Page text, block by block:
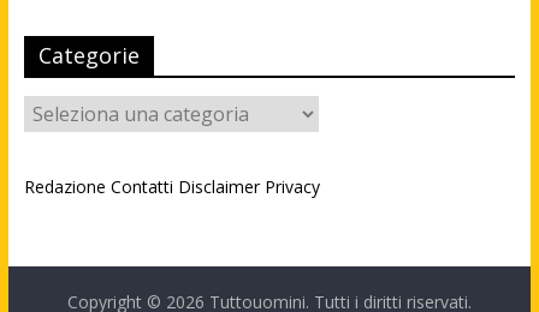
Categorie
Categorie
Redazione Contatti Disclaimer Privacy
Copyright © 2026 Tuttouomini. Tutti i diritti riservati.